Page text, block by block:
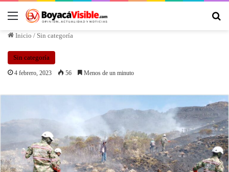
Inicio / Sin categoría
Sin categoría
4 febrero, 2023 56 Menos de un minuto